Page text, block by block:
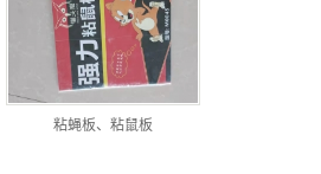
粘蝇板、粘鼠板